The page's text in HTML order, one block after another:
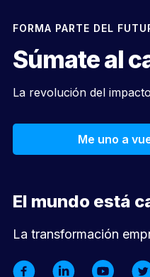
FORMA PARTE DEL
Súmate al
La revolución del
Me uno a
El mundo está
La transformación